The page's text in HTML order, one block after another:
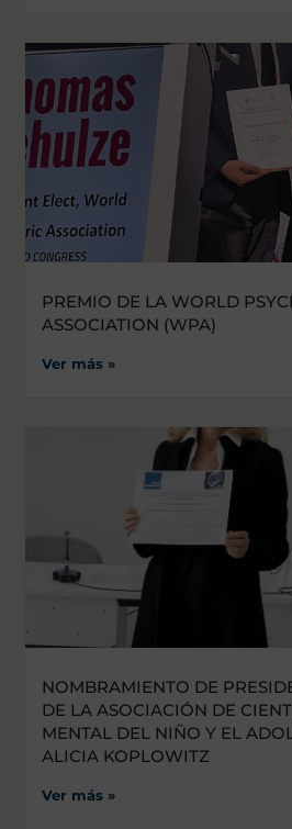
PREMIO DE LA WORLD
ASSOCIATION (WPA)
Ver más »
NOMBRAMIENTO DE
DE LA ASOCIACIÓN DE
MENTAL DEL NIÑO Y EL
ALICIA KOPLOWITZ
Ver más »